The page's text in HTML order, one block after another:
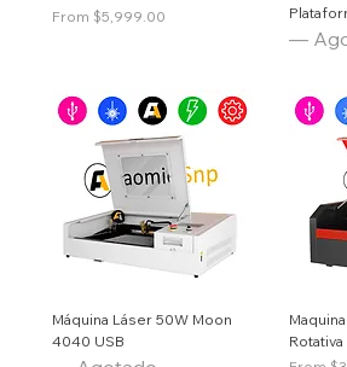
Price
From $5,999.00
—
Máquina Láser 50W Moon
4040 USB
Rotativa